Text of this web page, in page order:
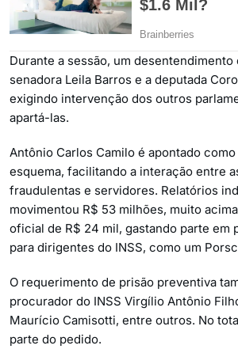
Durante a sessão, um
senadora Leila Barros e a deputada
exigindo intervenção dos outros
apartá-las.
Antônio Carlos Camilo é apontado
esquema, facilitando a interação entre
fraudulentas e servidores. Relatórios
movimentou R$ 53 milhões, muito
oficial de R$ 24 mil, gastando parte em
para dirigentes do INSS, como um
O requerimento de prisão preventiva
procurador do INSS Virgílio Antônio
Maurício Camisotti, entre outros. No
parte do pedido.